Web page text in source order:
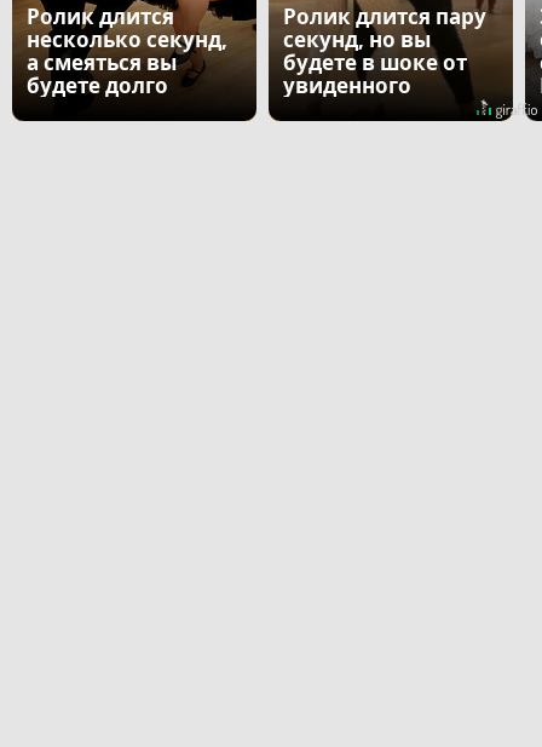
Ролик длится
несколько секунд,
а смеяться вы
будете долго
Ролик длится пару
секунд, но вы
будете в шоке от
увиденного